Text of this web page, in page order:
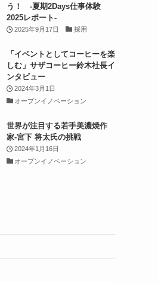
う！ -夏期2Days仕事体験
2025レポート-
2025年9月17日 採用
「イベントとしてコーヒーを楽
しむ」サザコーヒー鈴木社長イ
ンタビュー
2024年3月1日
オープンイノベーション
世界が注目する若手美濃焼作
家-宮下 将太氏の挑戦
2024年1月16日
オープンイノベーション